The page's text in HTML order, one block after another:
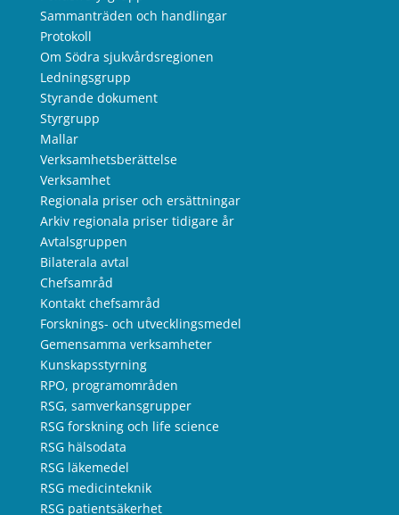
Sammanträden och handlingar
Protokoll
Om Södra sjukvårdsregionen
Ledningsgrupp
Styrande dokument
Styrgrupp
Mallar
Verksamhetsberättelse
Verksamhet
Regionala priser och ersättningar
Arkiv regionala priser tidigare år
Avtalsgruppen
Bilaterala avtal
Chefsamråd
Kontakt chefsamråd
Forsknings- och utvecklingsmedel
Gemensamma verksamheter
Kunskapsstyrning
RPO, programområden
RSG, samverkansgrupper
RSG forskning och life science
RSG hälsodata
RSG läkemedel
RSG medicinteknik
RSG patientsäkerhet